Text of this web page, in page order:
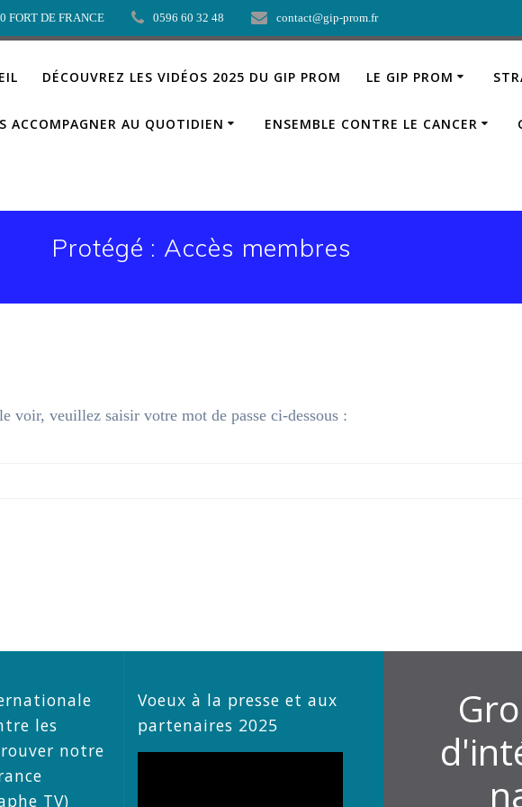
FORT DE FRANCE 0596 60 32 48 contact@gip-prom.fr
DÉCOUVREZ LES VIDÉOS 2025 DU GIP PROM LE GIP PROM
ACCOMPAGNER AU QUOTIDIEN ENSEMBLE CONTRE LE CANCER
Protégé : Accès membres
voir, veuillez saisir votre mot de passe ci-dessous :
les
notre
TV)
Voeux à la presse et aux
partenaires 2025